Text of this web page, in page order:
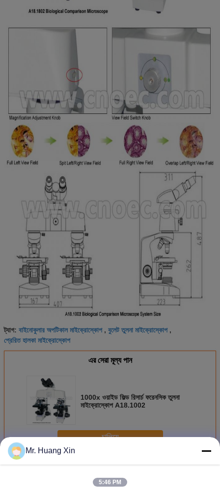
ট্যাগ: বাইনোকুলার অপটিকাল মাইক্রোস্কোপ, বুলেট তুলনা মাইক্রোস্কোপ,
প্রেরিত হালকা মাইক্রোস্কোপ
এর সেরা মূল্য পান
1000x ওয়াইড ফিল্ড রিসার্চ ফরেনসিক তুলনা
মাইক্রোস্কোপ A18.1002
চালিয়ে
অধিকফরেনসিক তুলনা মাইক্রোস্কোপ
Mr. Huang Xin
5:46 PM